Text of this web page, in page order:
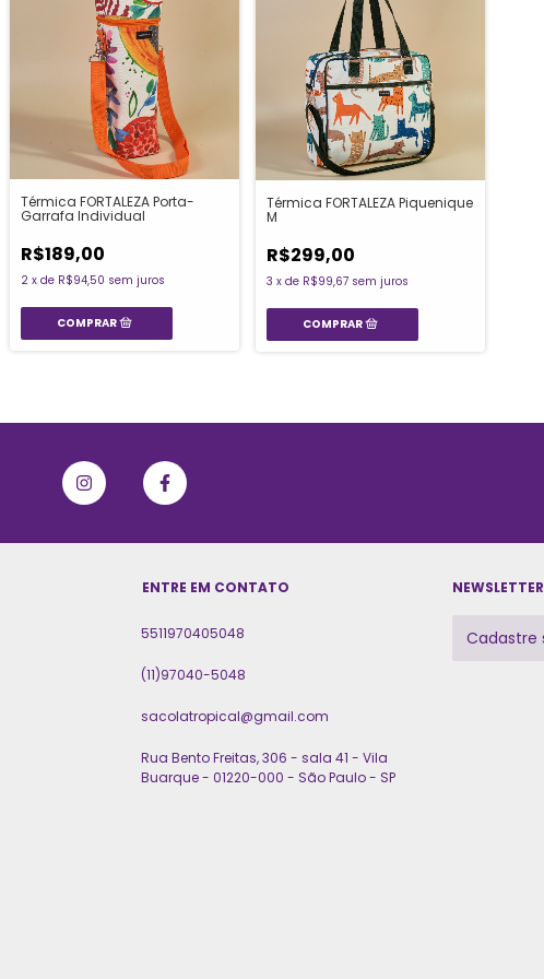
Térmica FORTALEZA Porta-
Garrafa Individual
R$189,00
2 x de R$94,50 sem juros
Térmica FORTALEZA Piquenique
M
R$299,00
3 x de R$99,67 sem juros
ENTRE EM CONTATO
5511970405048
(11)97040-5048
sacolatropical@gmail.com
Rua Bento Freitas, 306 - sala 41 - Vila
Buarque - 01220-000 - São Paulo - SP
NEWSLETTER